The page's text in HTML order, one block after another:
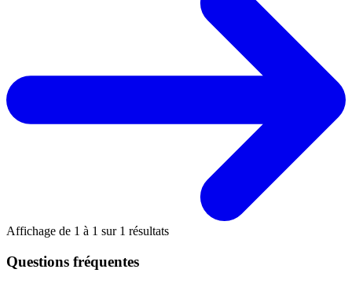
Affichage de 1 à 1 sur 1 résultats
Questions fréquentes